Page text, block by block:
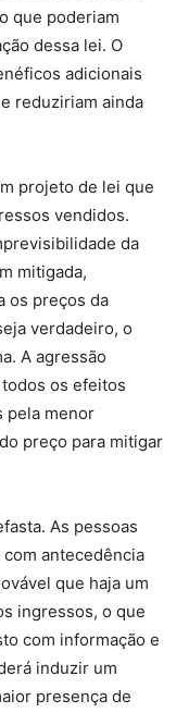
que poderiam
dessa lei. O
adicionais
reduziriam ainda
projeto de lei que
vendidos.
da
mitigada,
os preços da
verdadeiro, o
A agressão
os efeitos
pela menor
preço para mitigar
As pessoas
antecedência
que haja um
ingressos, o que
com informação e
induzir um
presença de